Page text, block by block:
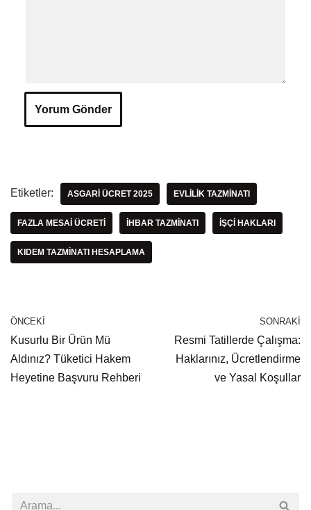
Etiketler: ASGARI ÜCRET 2025 EVLILIK TAZMINATI
FAZLA MESAI ÜCRETI IHBAR TAZMINATI IŞÇI HAKLARI
KIDEM TAZMINATI HESAPLAMA
ÖNCEKI
Kusurlu Bir Ürün Mü
Aldınız? Tüketici Hakem
Heyetine Başvuru Rehberi
SONRAKI
Resmi Tatillerde Çalışma:
Haklarınız, Ücretlendirme
ve Yasal Koşullar